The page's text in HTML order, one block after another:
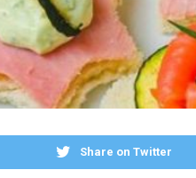
Share on Twitter